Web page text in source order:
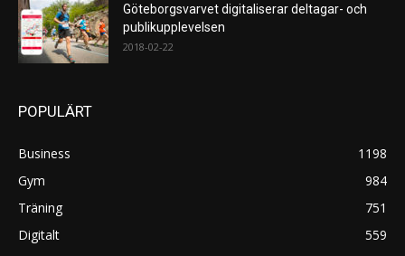
Göteborgsvarvet digitaliserar deltagar- och
publikupplevelsen
2018-02-22
POPULÄRT
Business
1198
Gym
984
Träning
751
Digitalt
559